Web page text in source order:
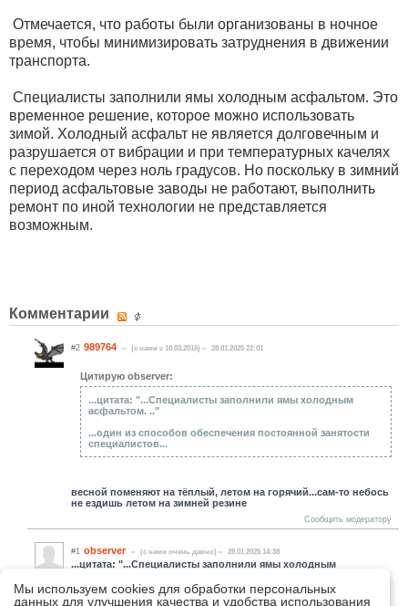
Отмечается, что работы были организованы в ночное
время, чтобы минимизировать затруднения в движении
транспорта.
Специалисты заполнили ямы холодным асфальтом. Это
временное решение, которое можно использовать
зимой. Холодный асфальт не является долговечным и
разрушается от вибрации и при температурных качелях
с переходом через ноль градусов. Но поскольку в зимний
период асфальтовые заводы не работают, выполнить
ремонт по иной технологии не представляется
возможным.
Комментарии
#2 989764 (c нами с 18.03.2016) 28.01.2025 22:01
Цитирую observer:
...цитата: "...Специалисты заполнили ямы холодным
асфальтом. .."
...один из способов обеспечения постоянной занятости
специалистов...
весной поменяют на тёплый, летом на горячий...сам-то небось
не ездишь летом на зимней резине
Сообщить модератору
#1 observer (c нами очень давно) 28.01.2025 14:38
...цитата: "...Специалисты заполнили ямы холодным
...один из способов обеспечения постоянной занятости
Мы используем cookies для обработки персональных
данных для улучшения качества и удобства использования